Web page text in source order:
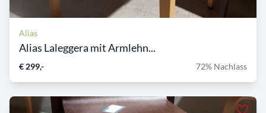
Alias
Alias Laleggera mit Armlehn...
€ 299,- 72% Nachlass